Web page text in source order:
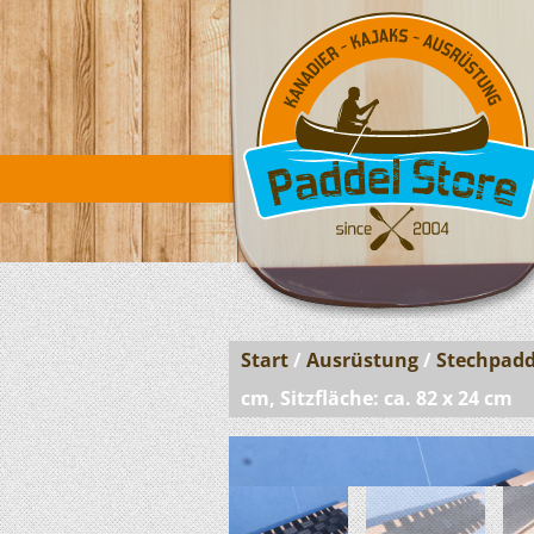
Start/ Ausrüstung/
cm, Sitzfläche: ca. 82 x 24 cm